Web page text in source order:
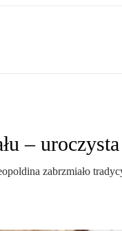
–
zabrzmiało